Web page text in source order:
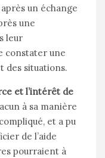
un échange
une
leur
constater une
des situations.
et l’intérêt de
à sa manière
et a pu
de l’aide
pourraient à